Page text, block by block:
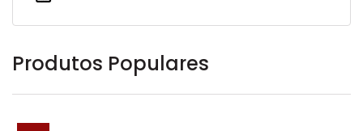
Produtos Populares